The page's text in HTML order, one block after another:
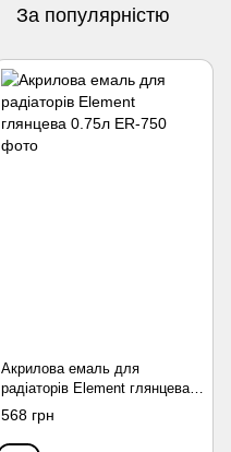
За популярністю
Акрилова емаль для
радіаторів Element глянцева
0.75л
568 грн